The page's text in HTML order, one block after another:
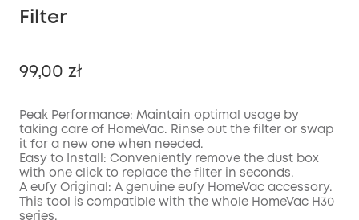
Filter
99,00 zł
Wyłączony
Kod:
KOPIA
Peak Performance: Maintain optimal usage by
taking care of HomeVac. Rinse out the filter or swap
it for a new one when needed.
Easy to Install: Conveniently remove the dust box
with one click to replace the filter in seconds.
A eufy Original: A genuine eufy HomeVac accessory.
This tool is compatible with the whole HomeVac H30
series.